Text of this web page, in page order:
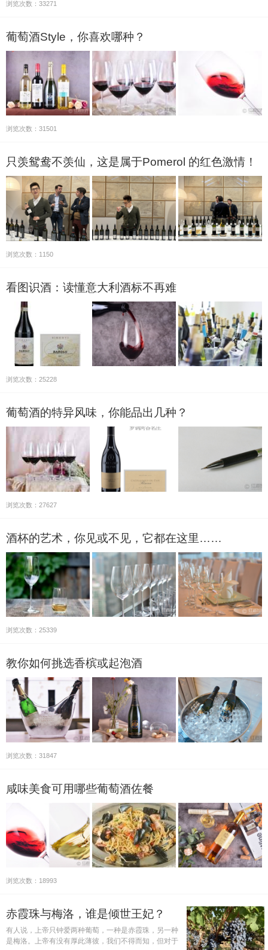
浏览次数：33271
葡萄酒Style，你喜欢哪种？
浏览次数：31501
只羡鸳鸯不羡仙，这是属于Pomerol 的红色激情！
浏览次数：1150
看图识酒：读懂意大利酒标不再难
浏览次数：25228
葡萄酒的特异风味，你能品出几种？
浏览次数：27627
酒杯的艺术，你见或不见，它都在这里……
浏览次数：25339
教你如何挑选香槟或起泡酒
浏览次数：31847
咸味美食可用哪些葡萄酒佐餐
浏览次数：18993
赤霞珠与梅洛，谁是倾世王妃？
有人说，上帝只钟爱两种葡萄，一种是赤霞珠，另一种
是梅洛。上帝有没有厚此薄彼，我们不得而知，但对于